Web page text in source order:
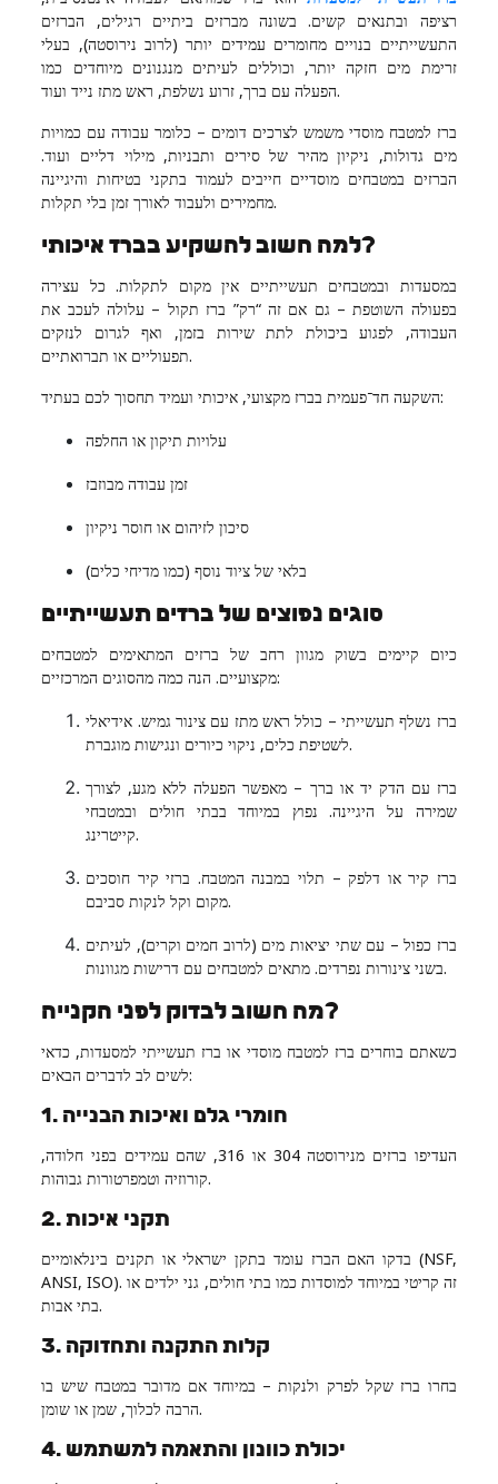
Real
Estate
רציפה ובתנאים קשים. בשונה מברזים ביתיים רגילים, הברזים
התעשייתיים בנויים מחומרים עמידים יותר (לרוב נירוסטה), בעלי
זרימת מים חזקה יותר, וכוללים לעיתים מנגנונים מיוחדים כמו
הפעלה עם ברך, זרוע נשלפת, ראש מתז נייד ועוד.
ברז למטבח מוסדי משמש לצרכים דומים – כלומר עבודה עם כמויות
מים גדולות, ניקיון מהיר של סירים ותבניות, מילוי דליים ועוד.
הברזים במטבחים מוסדיים חייבים לעמוד בתקני בטיחות והיגיינה
מחמירים ולעבוד לאורך זמן בלי תקלות.
למה חשוב להשקיע בברז איכותי?
במסעדות ובמטבחים תעשייתיים אין מקום לתקלות. כל עצירה
בפעולה השוטפת – גם אם זה “רק” ברז תקול – עלולה לעכב את
העבודה, לפגוע ביכולת לתת שירות בזמן, ואף לגרום לנזקים
תפעוליים או תברואתיים.
השקעה חד־פעמית בברז מקצועי, איכותי ועמיד תחסוך לכם בעתיד:
עלויות תיקון או החלפה
זמן עבודה מבוזבז
סיכון לזיהום או חוסר ניקיון
בלאי של ציוד נוסף (כמו מדיחי כלים)
סוגים נפוצים של ברזים תעשייתיים
כיום קיימים בשוק מגוון רחב של ברזים המתאימים למטבחים
מקצועיים. הנה כמה מהסוגים המרכזיים:
ברז נשלף תעשייתי – כולל ראש מתז עם צינור גמיש. אידיאלי
לשטיפת כלים, ניקוי כיורים ונגישות מוגברת.
ברז עם הדק יד או ברך – מאפשר הפעלה ללא מגע, לצורך
שמירה על היגיינה. נפוץ במיוחד בבתי חולים ובמטבחי
קייטרינג.
ברז קיר או דלפק – תלוי במבנה המטבח. ברזי קיר חוסכים
מקום וקל לנקות סביבם.
ברז כפול – עם שתי יציאות מים (לרוב חמים וקרים), לעיתים
בשני צינורות נפרדים. מתאים למטבחים עם דרישות מגוונות.
מה חשוב לבדוק לפני הקנייה?
כשאתם בוחרים ברז למטבח מוסדי או ברז תעשייתי למסעדות, כדאי
לשים לב לדברים הבאים:
1. חומרי גלם ואיכות הבנייה
העדיפו ברזים מנירוסטה 304 או 316, שהם עמידים בפני חלודה,
קורוזיה וטמפרטורות גבוהות.
2. תקני איכות
בדקו האם הברז עומד בתקן ישראלי או תקנים בינלאומיים (NSF,
ANSI, ISO). זה קריטי במיוחד למוסדות כמו בתי חולים, גני ילדים או
בתי אבות.
3. קלות התקנה ותחזוקה
בחרו ברז שקל לפרק ולנקות – במיוחד אם מדובר במטבח שיש בו
הרבה לכלוך, שמן או שומן.
4. יכולת כוונון והתאמה למשתמש